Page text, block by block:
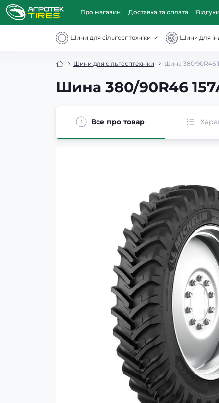
Про магазин Доставка та оплата Відгуки
Шини для сільгосптехніки Шини для
Шини для сільгосптехніки Шина 380/90R46
Шина 380/90R46
Все про товар